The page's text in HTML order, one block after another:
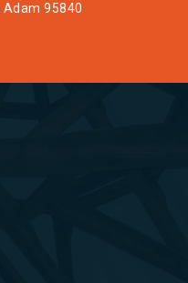
95840